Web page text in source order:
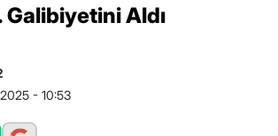
Galibiyetini Aldı
- 10:53